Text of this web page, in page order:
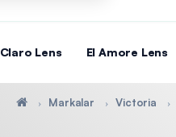
Claro Lens El Amore Lens
Markalar Victoria